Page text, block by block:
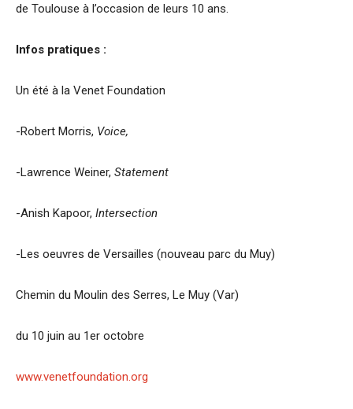
de Toulouse à l’occasion de leurs 10 ans.
Infos pratiques :
Un été à la Venet Foundation
-Robert Morris, Voice,
-Lawrence Weiner, Statement
-Anish Kapoor, Intersection
-Les oeuvres de Versailles (nouveau parc du Muy)
Chemin du Moulin des Serres, Le Muy (Var)
du 10 juin au 1er octobre
www.venetfoundation.org